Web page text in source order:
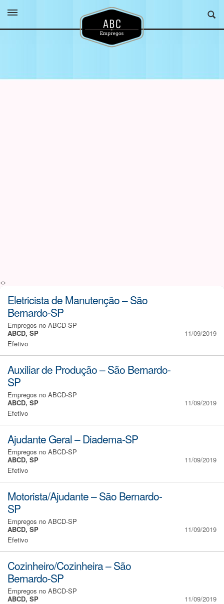
<>
Eletricista de Manutenção – São
Bernardo-SP
Empregos no ABCD-SP
ABCD, SP
Efetivo
11/09/2019
Auxiliar de Produção – São Bernardo-
SP
Empregos no ABCD-SP
ABCD, SP
Efetivo
11/09/2019
Ajudante Geral – Diadema-SP
Empregos no ABCD-SP
ABCD, SP
Efetivo
11/09/2019
Motorista/Ajudante – São Bernardo-
SP
Empregos no ABCD-SP
ABCD, SP
Efetivo
11/09/2019
Cozinheiro/Cozinheira – São
Bernardo-SP
Empregos no ABCD-SP
ABCD, SP
11/09/2019